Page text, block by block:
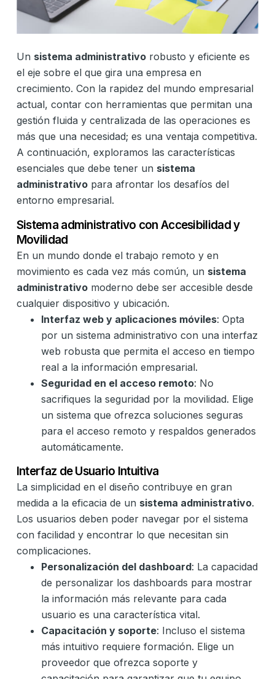
Un sistema administrativorobusto y eficiente es
el eje sobre el que gira una empresa en
crecimiento. Con la rapidez del mundo empresarial
actual, contar con herramientas que permitan una
gestión fluida y centralizada de las operaciones es
más que una necesidad; es una ventaja competitiva.
A continuación, exploramos las características
esenciales que debe tener un sistema
administrativopara afrontar los desafíos del
entorno empresarial.
Sistema administrativo con Accesibilidad y
Movilidad
En un mundo donde el trabajo remoto y en
movimiento es cada vez más común, un sistema
administrativomoderno debe ser accesible desde
cualquier dispositivo y ubicación.
Interfaz web y aplicaciones móviles: Opta
por un sistema administrativo con una interfaz
web robusta que permita el acceso en tiempo
real a la información empresarial.
Seguridad en el acceso remoto: No
sacrifiques la seguridad por la movilidad. Elige
un sistema que ofrezca soluciones seguras
para el acceso remoto y respaldos generados
automáticamente.
Interfaz de Usuario Intuitiva
La simplicidad en el diseño contribuye en gran
medida a la eficacia de un sistema administrativo.
Los usuarios deben poder navegar por el sistema
con facilidad y encontrar lo que necesitan sin
complicaciones.
Personalización del dashboard: La capacidad
de personalizar los dashboards para mostrar
la información más relevante para cada
usuario es una característica vital.
Capacitación y soporte: Incluso el sistema
más intuitivo requiere formación. Elige un
proveedor que ofrezca soporte y